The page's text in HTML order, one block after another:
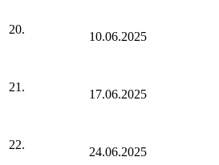
20.
10.06.2025
21.
17.06.2025
22.
24.06.2025